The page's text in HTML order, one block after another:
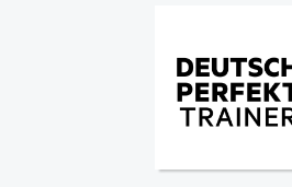
Inhalt